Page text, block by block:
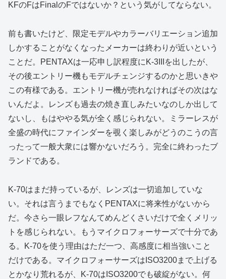
KFのFはFinalのFではないか？という気がしてならない。
前も書いたけど、限定モデルやカラーバリエーション追加
しかすることがなくなったメーカーは終わりが近いという
ことだ。PENTAXは一応申し訳程度にK-3IIIを出したが、
その後エントリー機もモデルチェンジするのかと思いきや
この有様である。エントリー機が売れなければその次はな
いんだよ。レンズも過去の焼き直しみたいなのしか出して
ないし、もはややる気が全く感じられない。ミラーレスが
全盛の時代にファインダーを覗く楽しみがどうのこうの言
ったって一般大衆には響かないだろう。完全に終わったブ
ランドである。
K-70はまだ持っているが、レンズは一切追加していな
い。それは言うまでもなくPENTAXに将来性がないから
だ。今さら一眼レフなんてめんどくさいだけで全くメリッ
トを感じられない。もうマイクロフォーサーズで十分であ
る。K-70を使う理由はただ一つ、高感度に相当強いこと
だけである。マイクロフォーサーズはISO3200まで上げる
とかなり荒れるが、K-70はISO3200でも破綻がない。何